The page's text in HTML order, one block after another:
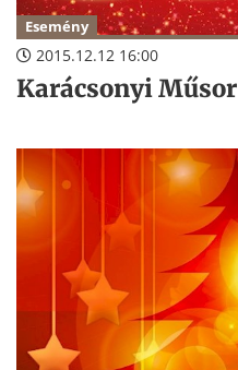
Esemény
2015.12.12 16:00
Karácsonyi Műsor